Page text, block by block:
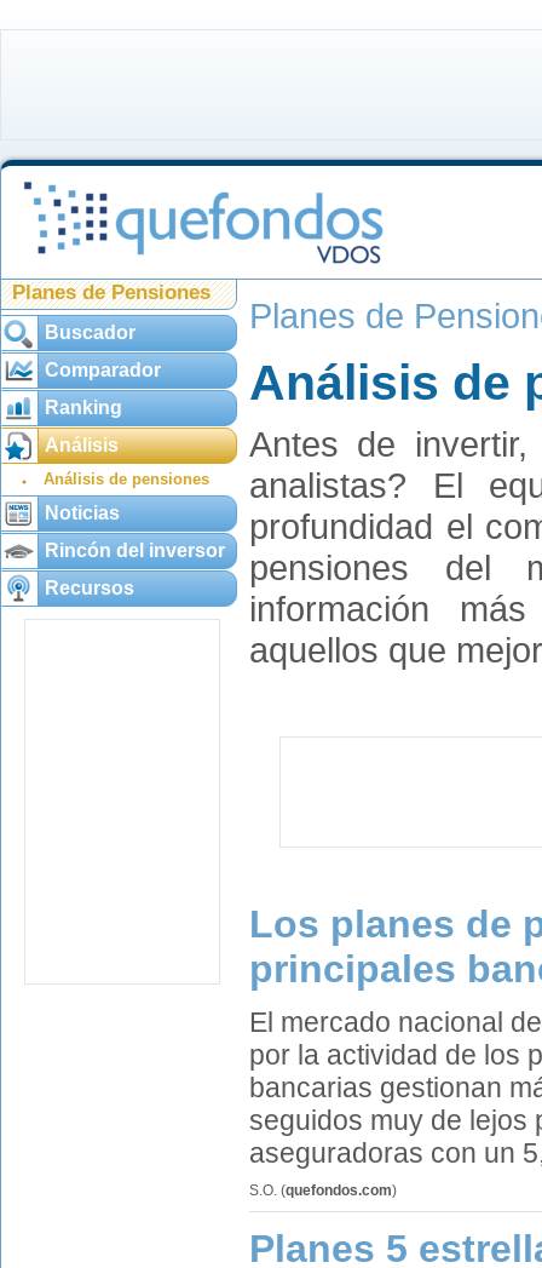
Planes de Pensiones
Buscador
Comparador
Ranking
Análisis
Análisis de pensiones
Noticias
Rincón del inversor
Recursos
Planes de
Análisis de
Antes de
analistas? El
profundidad el
pensiones del
información
aquellos que
Los planes de
principales
El mercado nacional
por la actividad de los
bancarias gestionan
seguidos muy de lejos
aseguradoras con un
S.O. (quefondos.com)
Planes 5